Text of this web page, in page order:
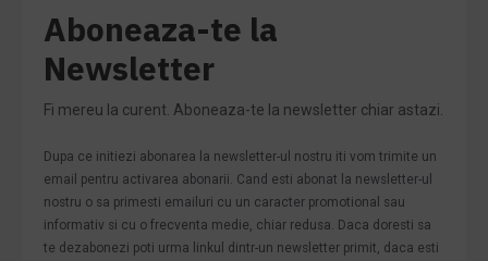
Aboneaza-te la
Newsletter
Fi mereu la curent. Aboneaza-te la newsletter chiar astazi.
Dupa ce initiezi abonarea la newsletter-ul nostru iti vom trimite un
email pentru activarea abonarii. Cand esti abonat la newsletter-ul
nostru o sa primesti emailuri cu un caracter promotional sau
informativ si cu o frecventa medie, chiar redusa. Daca doresti sa
te dezabonezi poti urma linkul dintr-un newsletter primit, daca esti